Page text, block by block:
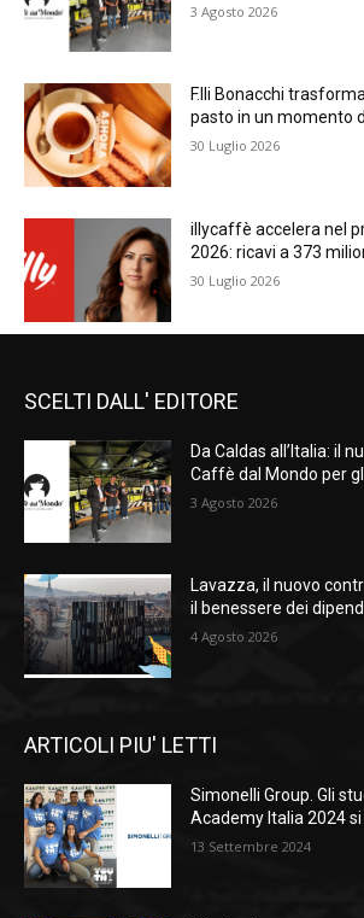
3 Agosto 2026
F.lli Bonacchi
pasto in un momento
30 Luglio 2026
illycaffè accelera nel
2026: ricavi a 373
30 Luglio 2026
SCELTI DALL' EDITORE
Da Caldas all’Italia: il
Caffè dal Mondo per
3 Agosto 2026
Lavazza, il nuovo
il benessere dei
4 Agosto 2026
ARTICOLI PIU' LETTI
Simonelli Group. Gli
Academy Italia 2024
13 Settembre 2024